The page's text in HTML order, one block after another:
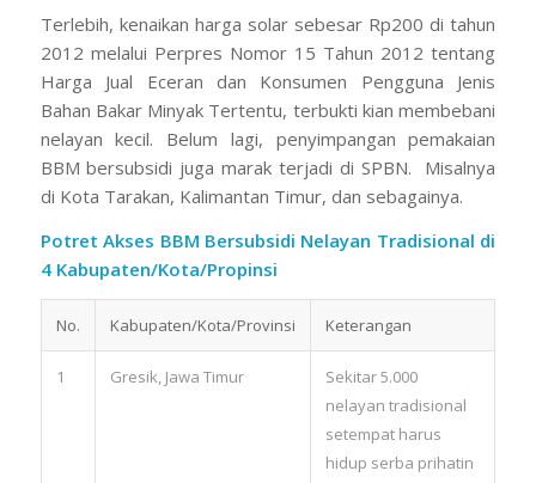
Terlebih, kenaikan harga solar sebesar Rp200 di tahun
2012 melalui Perpres Nomor 15 Tahun 2012 tentang
Harga Jual Eceran dan Konsumen Pengguna Jenis
Bahan Bakar Minyak Tertentu, terbukti kian membebani
nelayan kecil. Belum lagi, penyimpangan pemakaian
BBM bersubsidi juga marak terjadi di SPBN. Misalnya
di Kota Tarakan, Kalimantan Timur, dan sebagainya.
Potret Akses BBM Bersubsidi Nelayan Tradisional di
4 Kabupaten/Kota/Propinsi
No. Kabupaten/Kota/Provinsi Keterangan
1 Gresik, Jawa Timur
Sekitar 5.000
nelayan tradisional
setempat harus
hidup serba prihatin